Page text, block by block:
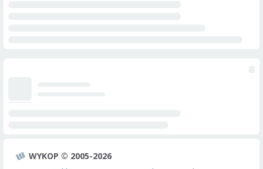
WYKOP © 2005-2026